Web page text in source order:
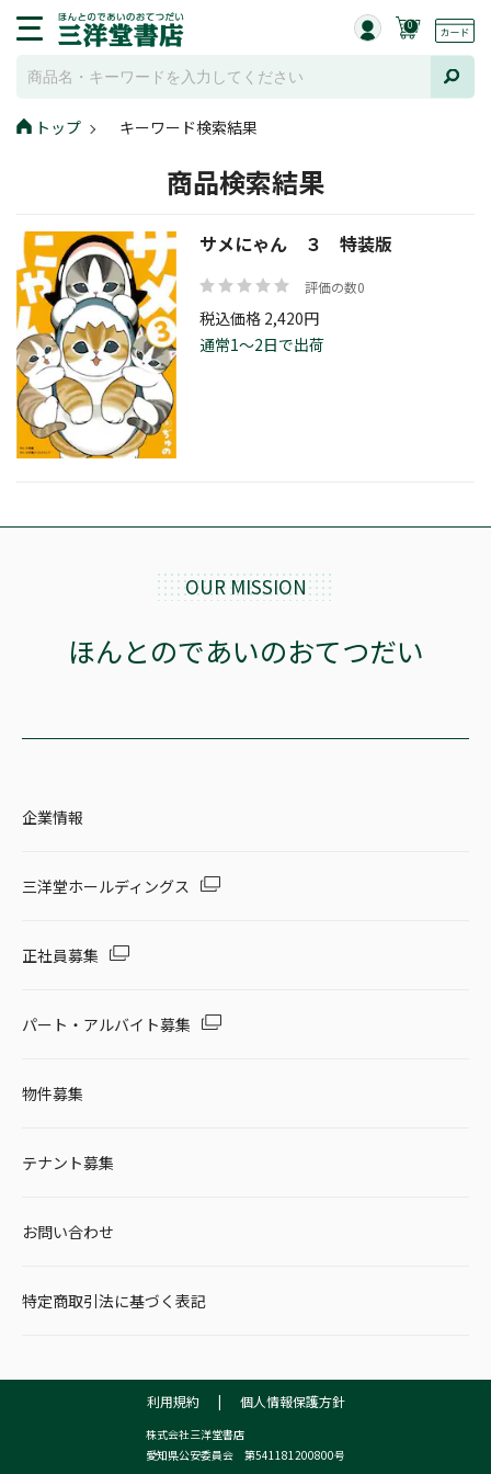
0
トップ キーワード検索結果
商品検索結果
サメにゃん ３ 特装版
評価の数0
税込価格 2,420円
通常1～2日で出荷
OUR MISSION
ほんとのであいのおてつだい
企業情報
三洋堂ホールディングス
正社員募集
パート・アルバイト募集
物件募集
テナント募集
お問い合わせ
特定商取引法に基づく表記
利用規約 | 個人情報保護方針
株式会社三洋堂書店
愛知県公安委員会 第541181200800号